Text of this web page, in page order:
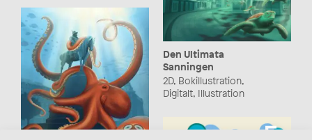
Den Ultimata
Sanningen
2D, Bokillustration,
Digitalt, Illustration